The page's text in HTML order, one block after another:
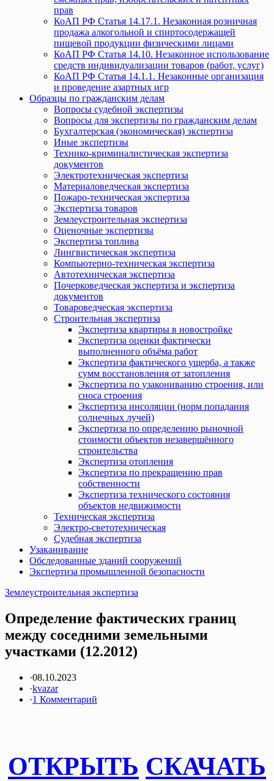
прав
КоАП РФ Статья 14.17.1. Незаконная розничная
продажа алкогольной и спиртосодержащей
пищевой продукции физическими лицами
КоАП РФ Статья 14.10. Незаконное использование
средств индивидуализации товаров (работ, услуг)
КоАП РФ Статья 14.1.1. Незаконные организация
и проведение азартных игр
Образцы по гражданским делам
Вопросы судебной экспертизы
Вопросы для экспертизы по гражданским делам
Бухгалтерская (экономическая) экспертиза
Иные экспертизы
Технико-криминалистическая экспертиза
документов
Электротехническая экспертиза
Материаловедческая экспертиза
Пожаро-техническая экспертиза
Экспертиза товаров
Землеустроительная экспертиза
Оценочные экспертизы
Экспертиза топлива
Лингвистическая экспертиза
Компьютерно-техническая экспертиза
Автотехническая экспертиза
Почерковедческая экспертиза и экспертиза
документов
Товароведческая экспертиза
Строительная экспертиза
Экспертиза квартиры в новостройке
Экспертиза оценки фактически
выполненного объёма работ
Экспертиза фактического ущерба, а также
сумм восстановления от затопления
Экспертиза по узакониванию строения, или
сноса строения
Экспертиза инсоляции (норм попадания
солнечных лучей)
Экспертиза по определению рыночной
стоимости объектов незавершённого
строительства
Экспертиза отопления
Экспертиза по прекращению прав
собственности
Экспертиза технического состояния
объектов недвижимости
Техническая экспертиза
Электро-светотехническая
Судебная экспертиза
Узаканивание
Обследованные зданий сооружений
Экспертиза промышленной безопасности
Землеустроительная экспертиза
Определение фактических границ
между соседними земельными
участками (12.2012)
·08.10.2023
·kvazar
·1 Комментарий
ОТКРЫТЬ СКАЧАТЬ